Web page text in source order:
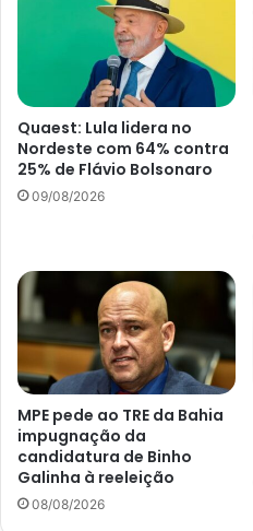
Quaest: Lula lidera no
Nordeste com 64% contra
25% de Flávio Bolsonaro
09/08/2026
MPE pede ao TRE da Bahia
impugnação da
candidatura de Binho
Galinha à reeleição
08/08/2026